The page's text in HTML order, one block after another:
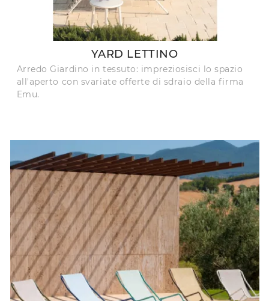
YARD LETTINO
Arredo Giardino in tessuto: impreziosisci lo spazio
all'aperto con svariate offerte di sdraio della firma
Emu.